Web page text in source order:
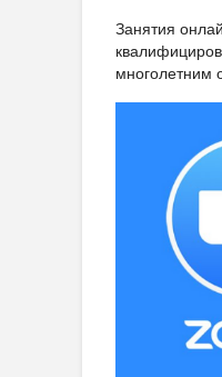
Занятия
многолетним